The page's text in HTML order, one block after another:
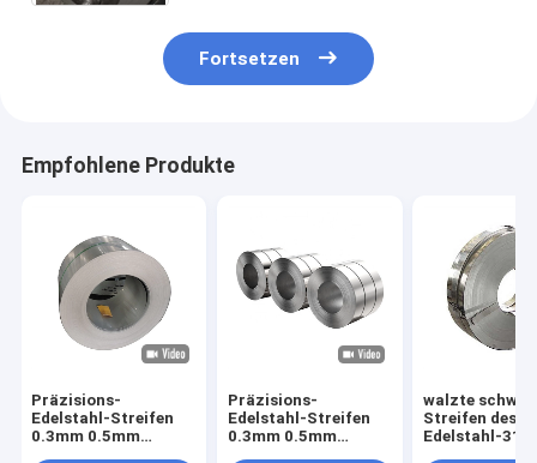
Fortsetzen
Empfohlene Produkte
Präzisions-
Edelstahl-Streifen
0.3mm 0.5mm
Präzisions-
Edelstahl-Streifen
0.3mm 0.5mm
walzte
Streifen des
Edelstahl-316